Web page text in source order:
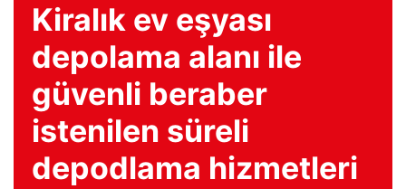
Kiralık ev eşyası
depolama alanı ile
güvenli beraber
istenilen süreli
depodlama hizmetleri